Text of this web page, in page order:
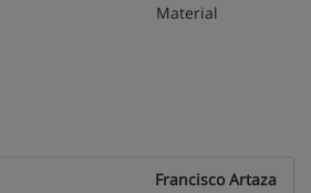
Material
Francisco Artaza